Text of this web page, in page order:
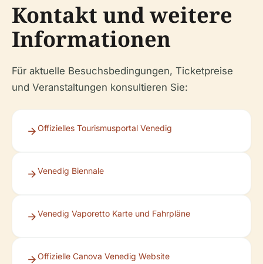
Kontakt und weitere
Informationen
Für aktuelle Besuchsbedingungen, Ticketpreise
und Veranstaltungen konsultieren Sie:
Offizielles Tourismusportal Venedig
Venedig Biennale
Venedig Vaporetto Karte und Fahrpläne
Offizielle Canova Venedig Website